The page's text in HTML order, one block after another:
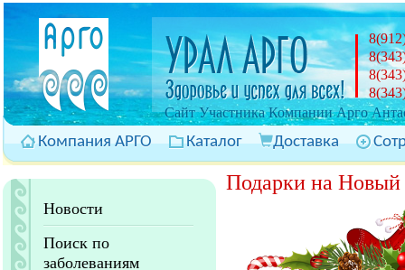
Cайт Участника Компании Арго
Компания АРГО Каталог Доставка
Новости
Поиск по
заболеваниям
Подарки на Новый